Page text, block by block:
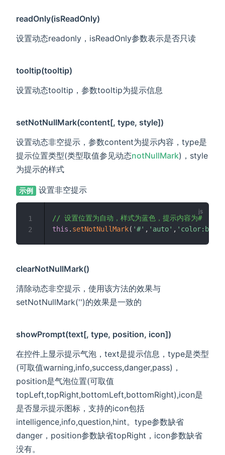
readOnly(isReadOnly)
设置动态readonly，isReadOnly参数表示是否只读
tooltip(tooltip)
设置动态tooltip，参数tooltip为提示信息
setNotNullMark(content[, type, style])
设置动态非空提示，参数content为提示内容，type是
提示位置类型(类型取值参见动态notNullMark)，style
为提示的样式
示例 设置非空提示
// 设置位置为自动，样式为蓝色，提示内容为#
this . setNotNullMark( '#' , 'auto' , 'color:blue'
1
2
clearNotNullMark()
清除动态非空提示，使用该方法的效果与
setNotNullMark('')的效果是一致的
showPrompt(text[, type, position, icon])
在控件上显示提示气泡，text是提示信息，type是类型
(可取值warning,info,success,danger,pass)，
position是气泡位置(可取值
topLeft,topRight,bottomLeft,bottomRight),icon是
是否显示提示图标，支持的icon包括
intelligence,info,question,hint。type参数缺省
danger，position参数缺省topRight，icon参数缺省
没有。